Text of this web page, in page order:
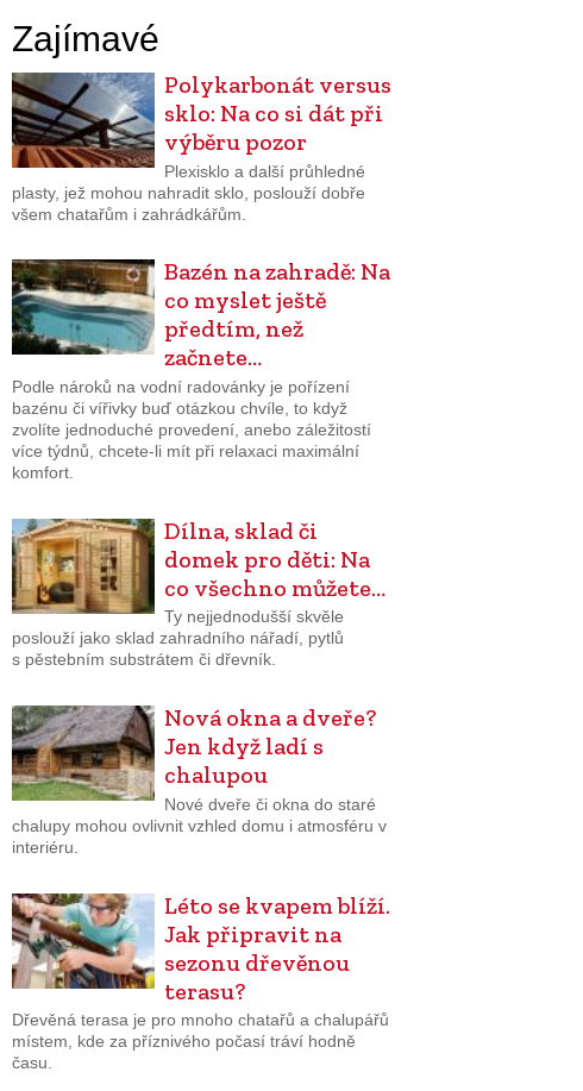
Zajímavé
Polykarbonát versus
sklo: Na co si dát při
výběru pozor
Plexisklo a další průhledné
plasty, jež mohou nahradit sklo, poslouží dobře
všem chatařům i zahrádkářům.
Bazén na zahradě: Na
co myslet ještě
předtím, než
začnete…
Podle nároků na vodní radovánky je pořízení
bazénu či vířivky buď otázkou chvíle, to když
zvolíte jednoduché provedení, anebo záležitostí
více týdnů, chcete-li mít při relaxaci maximální
komfort.
Dílna, sklad či
domek pro děti: Na
co všechno můžete…
Ty nejjednodušší skvěle
poslouží jako sklad zahradního nářadí, pytlů
s pěstebním substrátem či dřevník.
Nová okna a dveře?
Jen když ladí s
chalupou
Nové dveře či okna do staré
chalupy mohou ovlivnit vzhled domu i atmosféru v
interiéru.
Léto se kvapem blíží.
Jak připravit na
sezonu dřevěnou
terasu?
Dřevěná terasa je pro mnoho chatařů a chalupářů
místem, kde za příznivého počasí tráví hodně
času.